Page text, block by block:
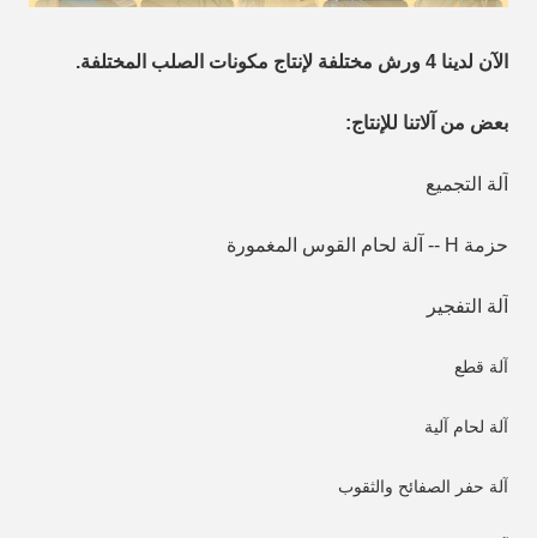
الآن لدينا 4 ورش مختلفة لإنتاج مكونات الصلب المختلفة.
بعض من آلاتنا للإنتاج:
آلة التجميع
حزمة H -- آلة لحام القوس المغمورة
آلة التفجير
آلة قطع
آلة لحام آلية
آلة حفر الصفائح والثقوب